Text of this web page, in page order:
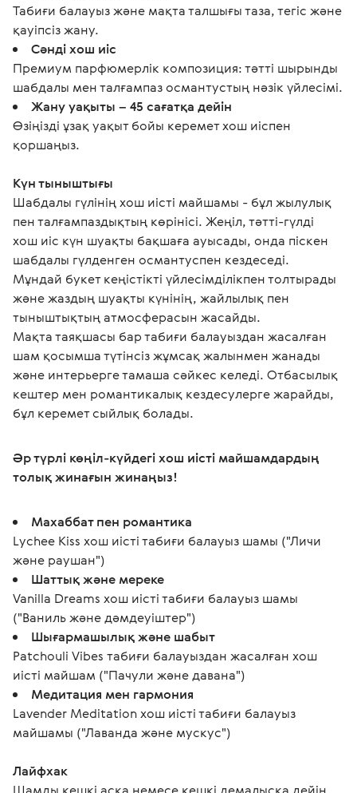
Табиғи балауыз және мақта талшығы таза, тегіс және
қауіпсіз жану.
Сәнді хош иіс
Премиум парфюмерлік композиция: тәтті шырынды
шабдалы мен талғампаз османтустың нәзік үйлесімі.
Жану уақыты – 45 сағатқа дейін
Өзіңізді ұзақ уақыт бойы керемет хош иіспен
қоршаңыз.
Күн тыныштығы
Шабдалы гүлінің хош иісті майшамы - бұл жылулық
пен талғампаздықтың көрінісі. Жеңіл, тәтті-гүлді
хош иіс күн шуақты бақшаға ауысады, онда піскен
шабдалы гүлденген османтуспен кездеседі.
Мұндай букет кеңістікті үйлесімділікпен толтырады
және жаздың шуақты күнінің, жайлылық пен
тыныштықтың атмосферасын жасайды.
Мақта таяқшасы бар табиғи балауыздан жасалған
шам қосымша түтінсіз жұмсақ жалынмен жанады
және интерьерге тамаша сәйкес келеді. Отбасылық
кештер мен романтикалық кездесулерге жарайды,
бұл керемет сыйлық болады.
Әр түрлі көңіл-күйдегі хош иісті майшамдардың
толық жинағын жинаңыз!
Махаббат пен романтика
Lychee Kiss хош иісті табиғи балауыз шамы ("Личи
және раушан")
Шаттық және мереке
Vanilla Dreams хош иісті табиғи балауыз шамы
("Ваниль және дәмдеуіштер")
Шығармашылық және шабыт
Patchouli Vibes табиғи балауыздан жасалған хош
иісті майшам ("Пачули және давана")
Медитация мен гармония
Lavender Meditation хош иісті табиғи балауыз
майшамы ("Лаванда және мускус")
Лайфхак